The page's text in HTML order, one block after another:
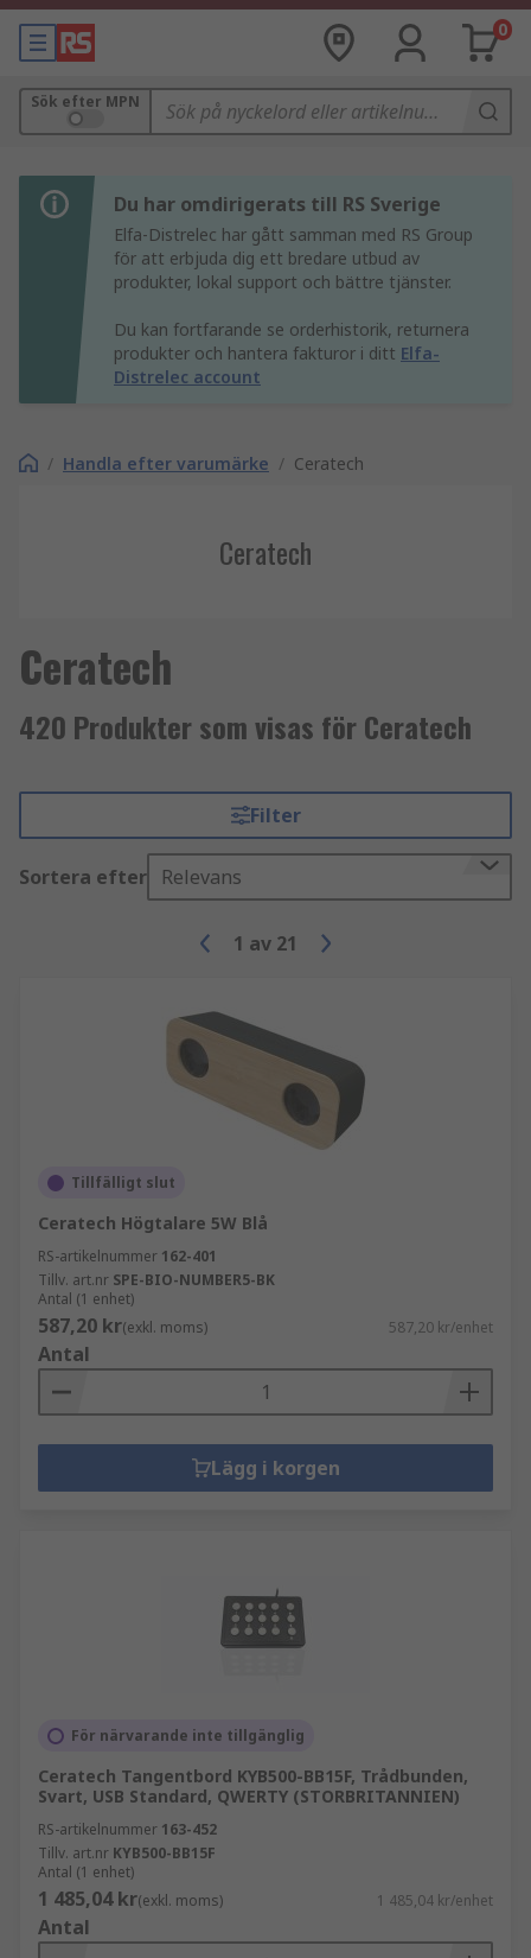
0
Sök efter MPN
Du har omdirigerats till RS Sverige
Elfa-Distrelec har gått samman med RS Group
för att erbjuda dig ett bredare utbud av
produkter, lokal support och bättre tjänster.
Du kan fortfarande se orderhistorik, returnera
produkter och hantera fakturor i ditt Elfa-
Distrelec account
/ Handla efter varumärke / Ceratech
Ceratech
Ceratech
420 Produkter som visas för Ceratech
Filter
Sortera efter Relevans
1 av 21
Tillfälligt slut
Ceratech Högtalare 5W Blå
RS-artikelnummer 162-401
Tillv. art.nr SPE-BIO-NUMBER5-BK
Antal (1 enhet)
587,20 kr(exkl. moms) 587,20 kr/enhet
Antal
Lägg i korgen
För närvarande inte tillgänglig
Ceratech Tangentbord KYB500-BB15F, Trådbunden,
Svart, USB Standard, QWERTY (STORBRITANNIEN)
RS-artikelnummer 163-452
Tillv. art.nr KYB500-BB15F
Antal (1 enhet)
1 485,04 kr(exkl. moms) 1 485,04 kr/enhet
Antal